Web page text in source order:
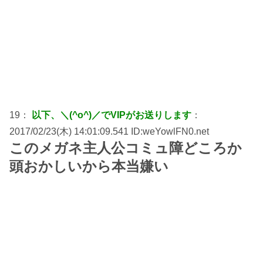
19： 以下、＼(^o^)／でVIPがお送りします ：
2017/02/23(木) 14:01:09.541 ID:weYowlFN0.net
このメガネ主人公コミュ障どころか
頭おかしいから本当嫌い